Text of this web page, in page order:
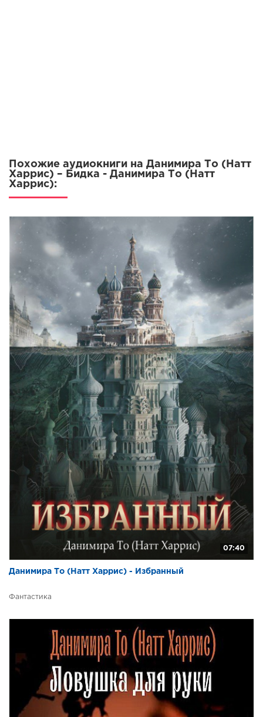
Похожие аудиокниги на Данимира То (Натт
Харрис) – Бидка - Данимира То (Натт
Харрис):
07:40
Данимира То (Натт Харрис) - Избранный
Фантастика